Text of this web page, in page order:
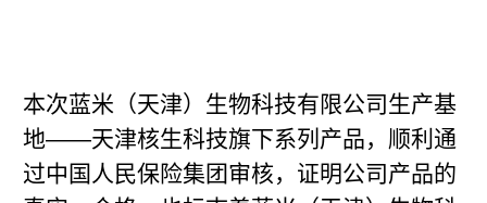
本次蓝米（天津）生物科技有限公司生产基
地——天津核生科技旗下系列产品，顺利通
过中国人民保险集团审核，证明公司产品的